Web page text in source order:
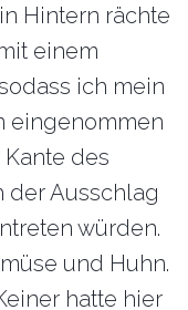
Hintern rächte
einem
ich mein
eingenommen
des
der Ausschlag
würden.
und Huhn.
hatte hier